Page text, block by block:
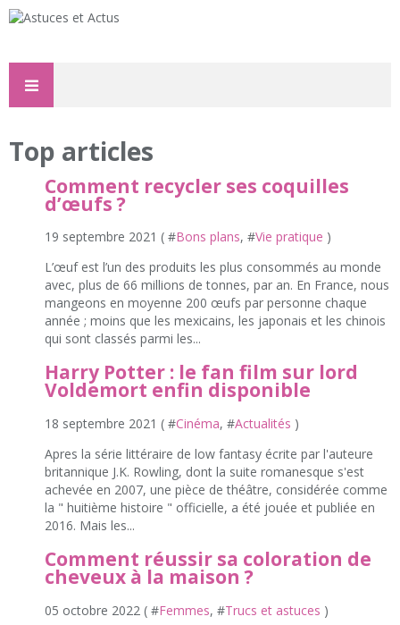
Top articles
Comment recycler ses coquilles
d’œufs ?
19 septembre 2021 ( #Bons plans, #Vie pratique )
L’œuf est l’un des produits les plus consommés au monde
avec, plus de 66 millions de tonnes, par an. En France, nous
mangeons en moyenne 200 œufs par personne chaque
année ; moins que les mexicains, les japonais et les chinois
qui sont classés parmi les...
Harry Potter : le fan film sur lord
Voldemort enfin disponible
18 septembre 2021 ( #Cinéma, #Actualités )
Apres la série littéraire de low fantasy écrite par l'auteure
britannique J.K. Rowling, dont la suite romanesque s'est
achevée en 2007, une pièce de théâtre, considérée comme
la " huitième histoire " officielle, a été jouée et publiée en
2016. Mais les...
Comment réussir sa coloration de
cheveux à la maison ?
05 octobre 2022 ( #Femmes, #Trucs et astuces )